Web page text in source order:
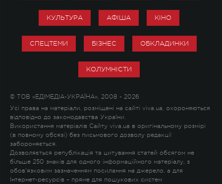
КУЛЬТУРА АФІША КІНО
СПЕЦТЕМИ БІЗНЕС ОБКЛАДИНКИ
КОЛУМНІСТИ
© ТОВ «ЕДІМЕДІА-УКРАЇНА», 2008 - 2026
Усі права на матеріали, розміщені на сайті viva.ua, охороняються
відповідно до законодавства України.
Використання матеріалів Сайту viva.ua в оригінальному розмірі
(в повному обсязі) без письмового дозволу редакції
забороняється.
Дозволяється републікація та цитування статей обсягом не
більше 250 знаків для одного інформаційного матеріалу, з
обов'язковим зазначенням посилання на джерело, а для
Інтернет-ресурсів – пряме для пошукових систем